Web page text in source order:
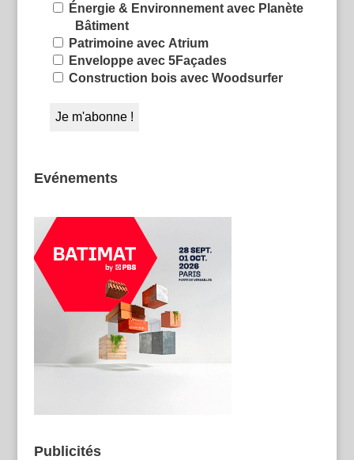
Énergie & Environnement avec Planète
Bâtiment
Patrimoine avec Atrium
Enveloppe avec 5Façades
Construction bois avec Woodsurfer
Evénements
Publicités